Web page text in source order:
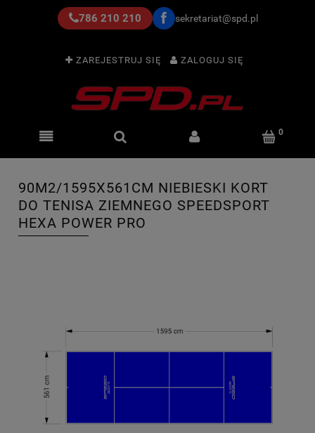
786 210 210 sekretariat@spd.pl
ZAREJESTRUJ SIĘ ZALOGUJ SIĘ
90M2/1595X561CM NIEBIESKI KORT
DO TENISA ZIEMNEGO SPEEDSPORT
HEXA POWER PRO